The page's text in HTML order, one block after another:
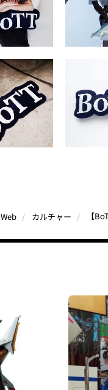
カルチャー 【